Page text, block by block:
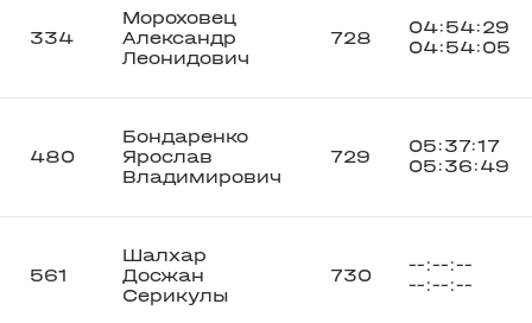
334
Мороховец
Александр
Леонидович
728
04:54:29
04:54:05
480
Бондаренко
Ярослав
Владимирович
729
05:37:17
05:36:49
561
Шалхар
Досжан
Серикулы
730
--:--:--
--:--:--